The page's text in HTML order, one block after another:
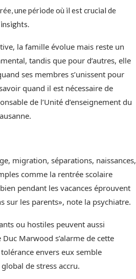
une période où il est crucial de
la famille évolue mais reste un
tandis que pour d’autres, elle
ses membres s’unissent pour
quand il est nécessaire de
de l’Unité d’enseignement du
migration, séparations, naissances,
comme la rentrée scolaire
pendant les vacances éprouvent
sur les parents», note la psychiatre.
ou hostiles peuvent aussi
Marwood s’alarme de cette
envers eux semble
de stress accru.